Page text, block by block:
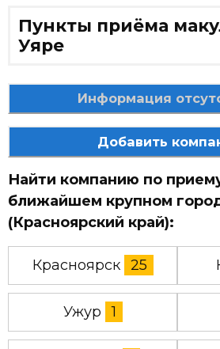
Пункты приёма
Уяре
Информация
Добавить
Найти компанию по
ближайшем крупном
(Красноярский край):
Красноярск 25
Ужур 1